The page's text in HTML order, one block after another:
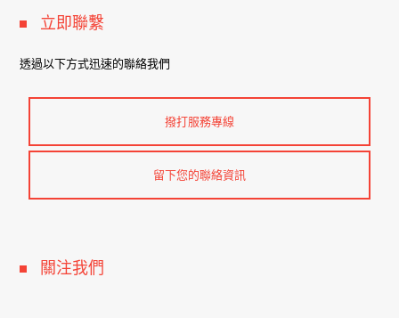
立即聯繫
透過以下方式迅速的聯絡我們
撥打服務專線
留下您的聯絡資訊
關注我們